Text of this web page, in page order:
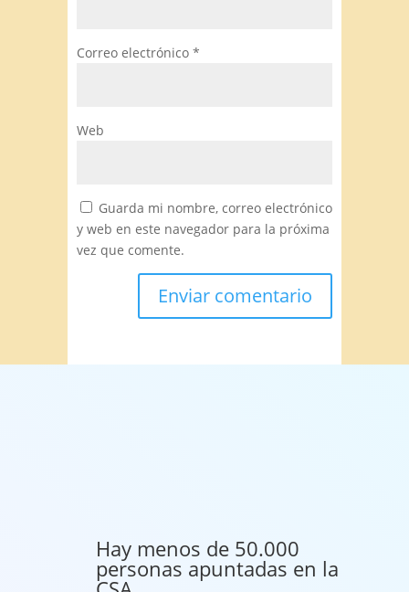
Correo electrónico *
Web
Guarda mi nombre, correo electrónico
y web en este navegador para la próxima
vez que comente.
Hay menos de 50.000
personas apuntadas en la